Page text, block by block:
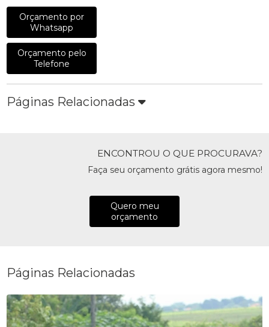
Orçamento por
Whatsapp
Orçamento pelo
Telefone
Páginas Relacionadas
ENCONTROU O QUE PROCURAVA?
Faça seu orçamento grátis agora mesmo!
Quero meu
orçamento
Páginas Relacionadas